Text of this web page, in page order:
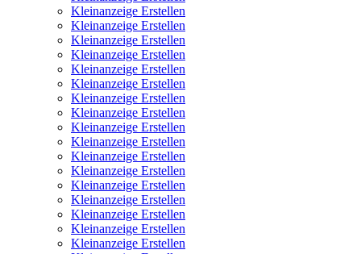
Kleinanzeige Erstellen
Kleinanzeige Erstellen
Kleinanzeige Erstellen
Kleinanzeige Erstellen
Kleinanzeige Erstellen
Kleinanzeige Erstellen
Kleinanzeige Erstellen
Kleinanzeige Erstellen
Kleinanzeige Erstellen
Kleinanzeige Erstellen
Kleinanzeige Erstellen
Kleinanzeige Erstellen
Kleinanzeige Erstellen
Kleinanzeige Erstellen
Kleinanzeige Erstellen
Kleinanzeige Erstellen
Kleinanzeige Erstellen